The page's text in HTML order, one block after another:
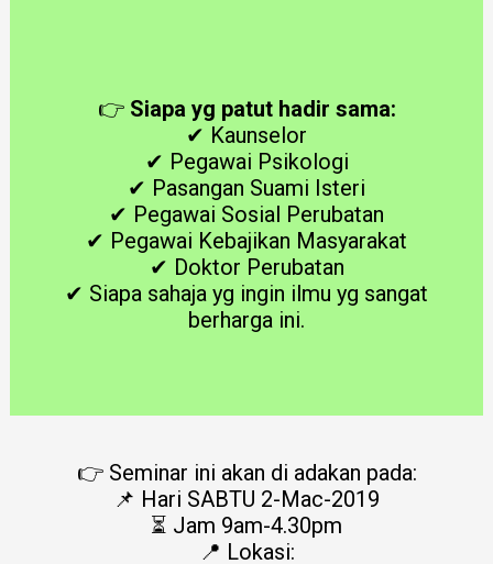
👉 Siapa yg patut hadir sama:
✔ Kaunselor
✔ Pegawai Psikologi
✔ Pasangan Suami Isteri
✔ Pegawai Sosial Perubatan
✔ Pegawai Kebajikan Masyarakat
✔ Doktor Perubatan
✔ Siapa sahaja yg ingin ilmu yg sangat
berharga ini.
👉 Seminar ini akan di adakan pada:
📌 Hari SABTU 2-Mac-2019
⏳ Jam 9am-4.30pm
📍 Lokasi: